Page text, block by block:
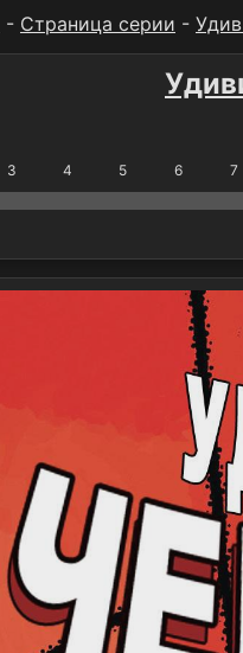
- Страница серии -
3 4 5 6 7